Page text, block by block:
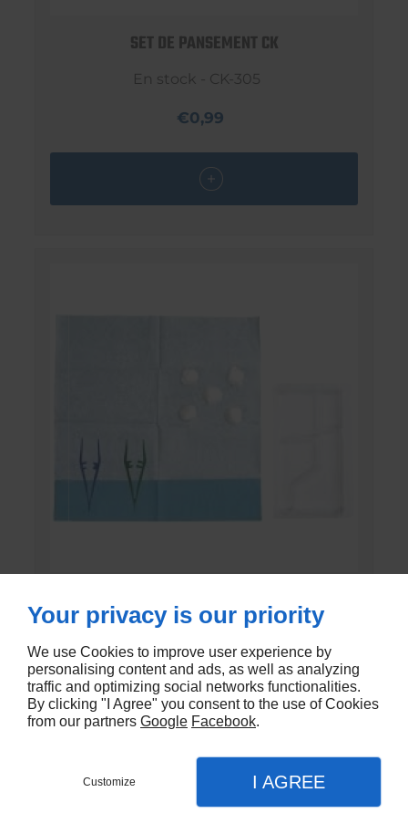
SET DE PANSEMENT CK
En stock - CK-305
€0,99
SET DE PANSEMENT DK
€1,20
Your privacy is our priority
We use Cookies to improve user experience by
personalising content and ads, as well as analyzing
traffic and optimizing social networks functionalities.
By clicking "I Agree" you consent to the use of Cookies
from our partners Google Facebook.
Customize I AGREE